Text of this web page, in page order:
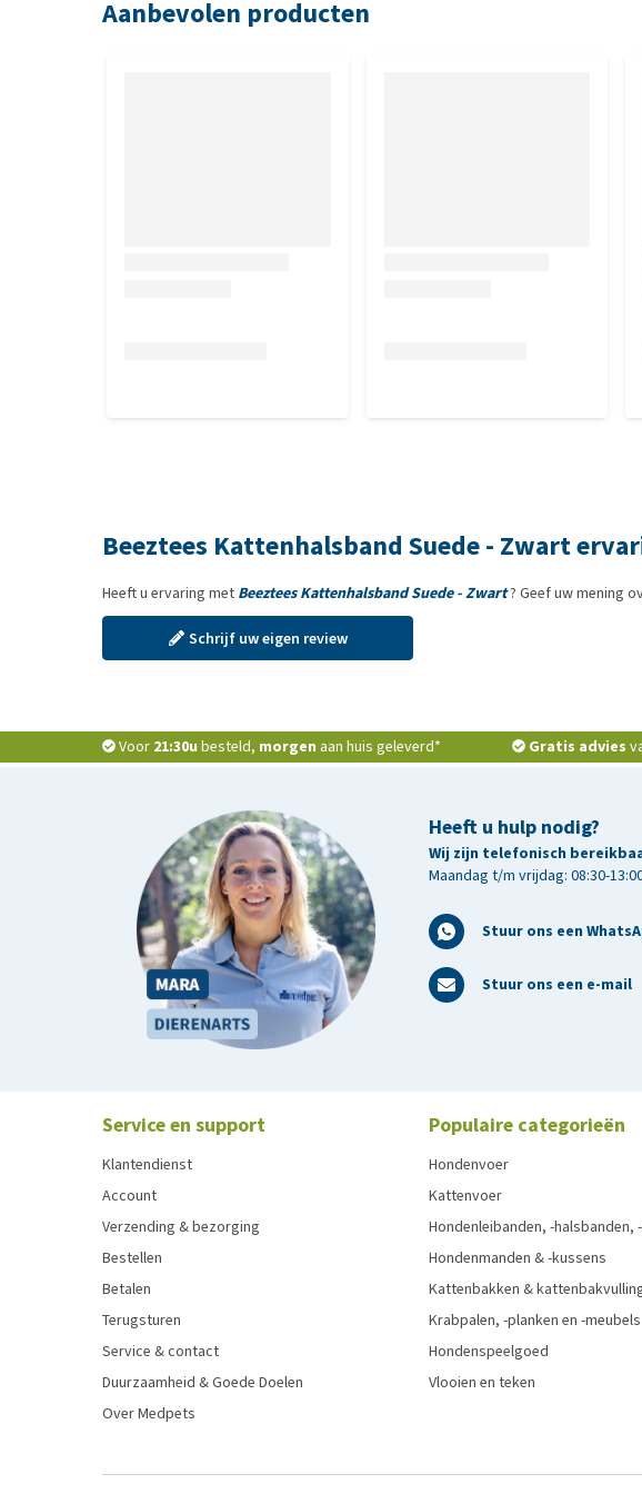
Aanbevolen producten
Beeztees Kattenhalsband Suede - Zwart
Heeft u ervaring met Beeztees Kattenhalsband Suede - Zwart? Geef uw mening
Schrijf uw eigen review
Voor 21:30u besteld, morgen aan huis geleverd* Gratis advies
Heeft u hulp nodig?
Wij zijn telefonisch
Maandag t/m vrijdag: 08:30-
Stuur ons een
Stuur ons een e-mail
Service en support
Klantendienst
Account
Verzending & bezorging
Bestellen
Betalen
Terugsturen
Service & contact
Duurzaamheid & Goede Doelen
Over Medpets
Populaire categorieën
Hondenvoer
Kattenvoer
Hondenleibanden, -halsbanden,
Hondenmanden & -kussens
Kattenbakken &
Krabpalen, -planken en -meubels
Hondenspeelgoed
Vlooien en teken